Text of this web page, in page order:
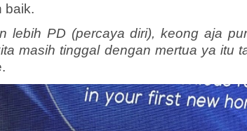
baik.
lebih PD (percaya diri), keong aja
masih tinggal dengan mertua ya itu